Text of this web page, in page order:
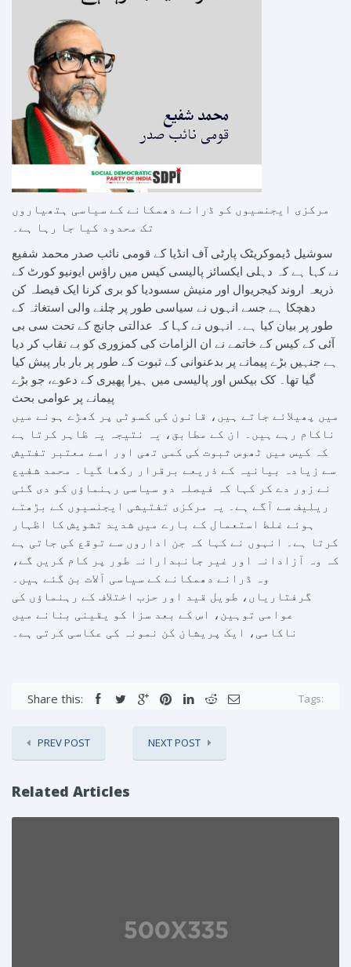
مرکزی ایجنسیوں کو ڈرانے دھمکانے کے سیاسی ہتھیاروں
تک محدود کیا جا رہا ہے۔
سوشیل ڈیموکریٹک پارٹی آف انڈیا کے قومی نائب صدر محمد شفیع
نے کہا ہے کہ دہلی ایکسائز پالیسی کیس میں راؤس ایونیو کورٹ کے
ذریعہ اروند کیجریوال اور منیش سسودیا کو بری کرنا ایک فیصلہ کن
دھچکا ہے جسے انہوں نے سیاسی طور پر چلنے والی استغاثہ کے
طور پر بیان کیا ہے۔ انہوں نے کہا کہ عدالتی جانچ کے تحت سی بی
آئی کے کیس کے خاتمے نے ان الزامات کی کمزوری کو بے نقاب کر دیا
ہے جنہیں بڑے پیمانے پر بدعنوانی کے ثبوت کے طور پر بار بار پیش کیا
گیا تھا۔ کک بیکس اور پالیسی میں ہیرا پھیری کے دعوے، جو بڑے
پیمانے پر عوامی بحث
میں پھیلائے جاتے ہیں، قانون کی کسوٹی پر کھڑے ہونے میں
ناکام رہے ہیں۔ ان کے مطابق، یہ نتیجہ یہ ظاہر کرتا ہے
کہ کیس میں ٹھوس ثبوت کی کمی تھی اور اسے معتبر تفتیش
سے زیادہ بیانیہ کے ذریعے برقرار رکھا گیا۔ محمد شفیع
نے زور دے کر کہا کہ فیصلہ دو سیاسی رہنماؤں کو دی گئی
ریلیف سے آگے ہے۔ یہ مرکزی تفتیشی ایجنسیوں کے بڑھتے
ہوئے غلط استعمال کے بارے میں شدید تشویش کا اظہار
کرتا ہے۔ انہوں نے کہا کہ جن اداروں سے توقع کی جاتی ہے
کہ وہ آزادانہ اور غیر جانبدارانہ طور پر کام کریں گے،
وہ ڈرانے دھمکانے کے سیاسی آلات بن گئے ہیں۔
گرفتاریاں، طویل قید اور حزب اختلاف کے رہنماؤں کی
عوامی توہین، اس کے بعد سزا کو یقینی بنانے میں
ناکامی، ایک پریشان کن نمونہ کی عکاسی کرتی ہے۔
Share this: Tags:
PREV POST NEXT POST
Related Articles